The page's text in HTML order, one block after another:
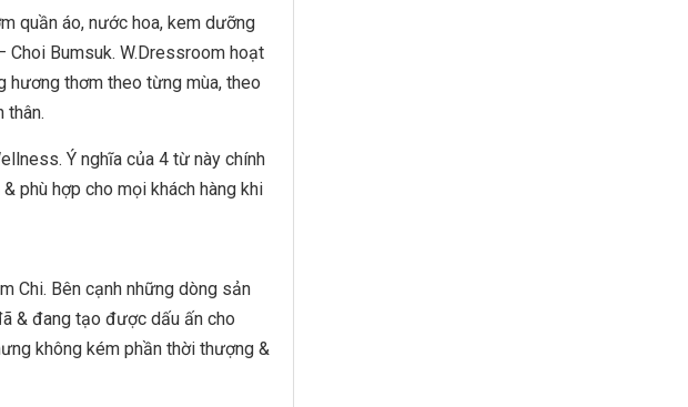
quần áo, nước hoa, kem dưỡng
Choi Bumsuk. W.Dressroom hoạt
hương thơm theo từng mùa, theo
thân.
Ý nghĩa của 4 từ này chính
phù hợp cho mọi khách hàng khi
Chi. Bên cạnh những dòng sản
& đang tạo được dấu ấn cho
không kém phần thời thượng &